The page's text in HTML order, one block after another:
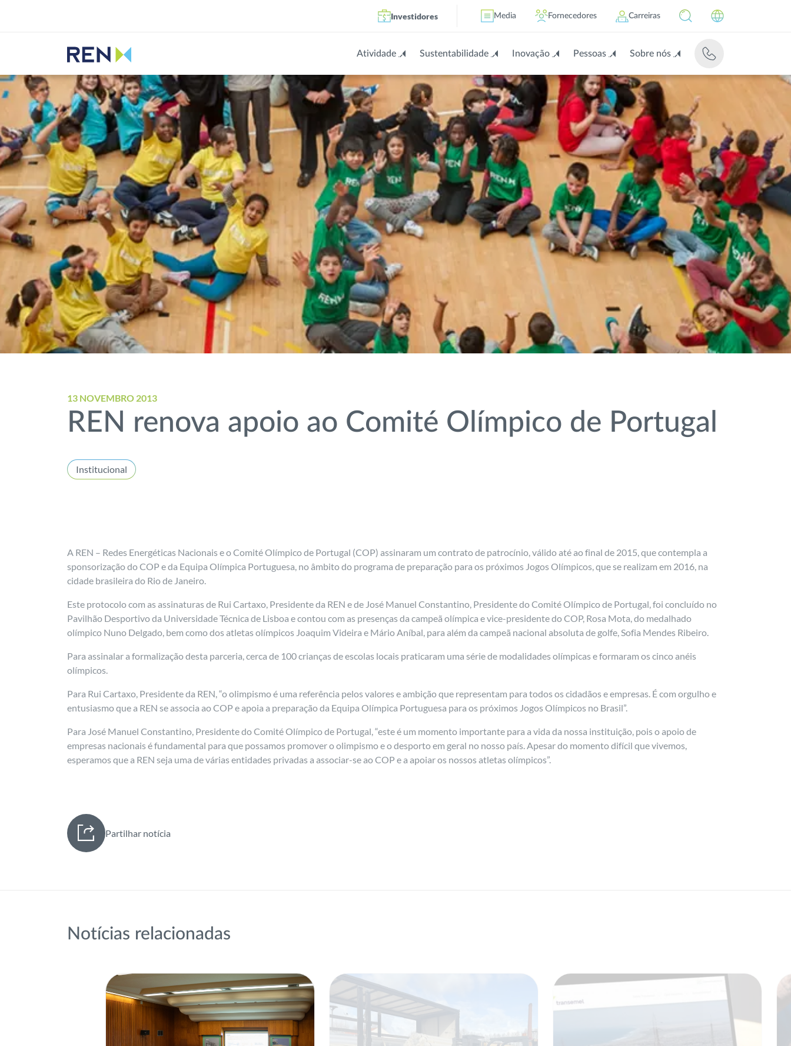
Investidores Media Fornecedores Carreiras
Atividade Sustentabilidade Inovação Pessoas Sobre nós
13 NOVEMBRO 2013
REN renova apoio ao Comité Olímpico de Portugal
Institucional
A REN – Redes Energéticas Nacionais e o Comité Olímpico de Portugal (COP) assinaram um contrato de patrocínio, válido até ao final de 2015, que contempla a
sponsorização do COP e da Equipa Olímpica Portuguesa, no âmbito do programa de preparação para os próximos Jogos Olímpicos, que se realizam em 2016, na
cidade brasileira do Rio de Janeiro.
Este protocolo com as assinaturas de Rui Cartaxo, Presidente da REN e de José Manuel Constantino, Presidente do Comité Olímpico de Portugal, foi concluído no
Pavilhão Desportivo da Universidade Técnica de Lisboa e contou com as presenças da campeã olímpica e vice-presidente do COP, Rosa Mota, do medalhado
olímpico Nuno Delgado, bem como dos atletas olímpicos Joaquim Videira e Mário Aníbal, para além da campeã nacional absoluta de golfe, Sofia Mendes Ribeiro.
Para assinalar a formalização desta parceria, cerca de 100 crianças de escolas locais praticaram uma série de modalidades olímpicas e formaram os cinco anéis
olímpicos.
Para Rui Cartaxo, Presidente da REN, “o olimpismo é uma referência pelos valores e ambição que representam para todos os cidadãos e empresas. É com orgulho e
entusiasmo que a REN se associa ao COP e apoia a preparação da Equipa Olímpica Portuguesa para os próximos Jogos Olímpicos no Brasil”.
Para José Manuel Constantino, Presidente do Comité Olímpico de Portugal, “este é um momento importante para a vida da nossa instituição, pois o apoio de
empresas nacionais é fundamental para que possamos promover o olimpismo e o desporto em geral no nosso país. Apesar do momento difícil que vivemos,
esperamos que a REN seja uma de várias entidades privadas a associar-se ao COP e a apoiar os nossos atletas olímpicos”.
Partilhar notícia
Notícias relacionadas